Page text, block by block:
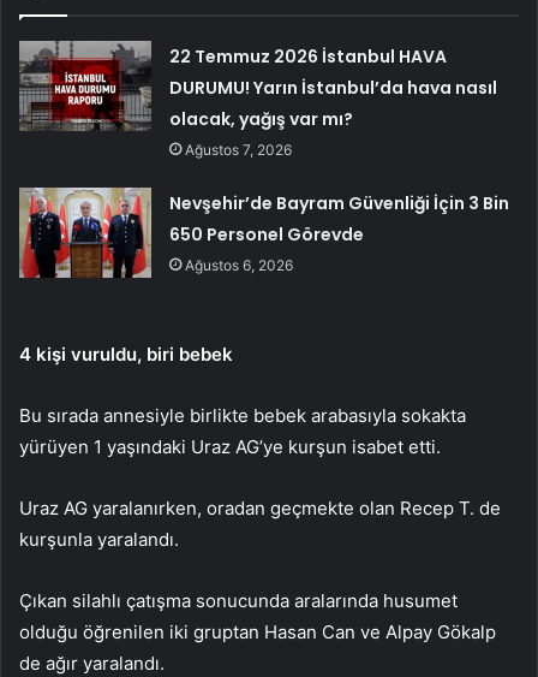
22 Temmuz 2026 İstanbul HAVA
DURUMU! Yarın İstanbul’da hava nasıl
olacak, yağış var mı?
Ağustos 7, 2026
Nevşehir’de Bayram Güvenliği İçin 3 Bin
650 Personel Görevde
Ağustos 6, 2026
4 kişi vuruldu, biri bebek
Bu sırada annesiyle birlikte bebek arabasıyla sokakta
yürüyen 1 yaşındaki Uraz AG’ye kurşun isabet etti.
Uraz AG yaralanırken, oradan geçmekte olan Recep T. de
kurşunla yaralandı.
Çıkan silahlı çatışma sonucunda aralarında husumet
olduğu öğrenilen iki gruptan Hasan Can ve Alpay Gökalp
de ağır yaralandı.